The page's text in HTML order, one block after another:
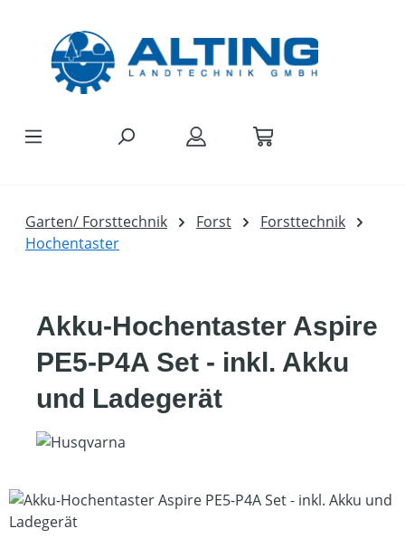
Garten/ Forsttechnik Forst
Forsttechnik
Hochentaster
Akku-Hochentaster Aspire
PE5-P4A Set - inkl. Akku
und Ladegerät
Bildergalerie überspringen